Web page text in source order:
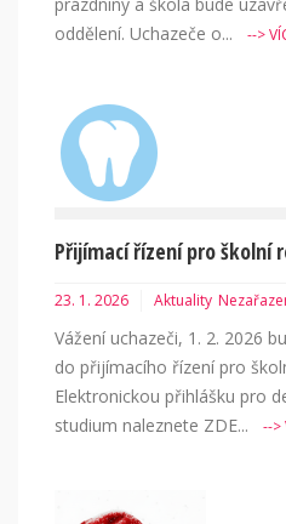
oddělení. Uchazeče o... -->
Přijímací řízení pro školní
23. 1. 2026 Aktuality
Vážení uchazeči, 1. 2. 2026
do přijímacího řízení pro
Elektronickou přihlášku pro
studium naleznete ZDE... -->